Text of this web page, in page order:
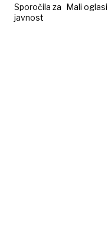
Sporočila za
javnost
Mali oglasi